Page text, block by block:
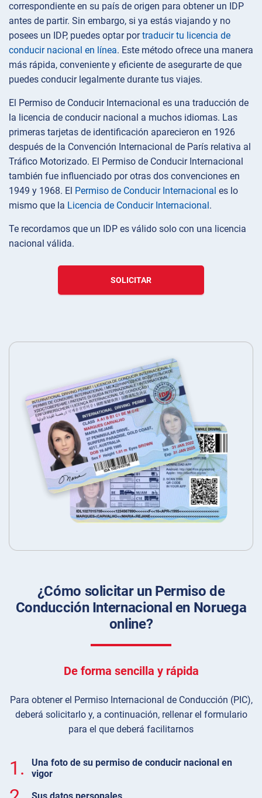
correspondiente en su país de origen para obtener un IDP
antes de partir. Sin embargo, si ya estás viajando y no
posees un IDP, puedes optar portraducir tu licencia de
conducir nacional en línea. Este método ofrece una manera
más rápida, conveniente y eficiente de asegurarte de que
puedes conducir legalmente durante tus viajes.
El Permiso de Conducir Internacional es una traducción de
la licencia de conducir nacional a muchos idiomas. Las
primeras tarjetas de identificación aparecieron en 1926
después de la Convención Internacional de París relativa al
Tráfico Motorizado. El Permiso de Conducir Internacional
también fue influenciado por otras dos convenciones en
1949 y 1968. El Permiso de Conducir Internacional es lo
mismo que la Licencia de Conducir Internacional .
Te recordamos que un IDP es válido solo con una licencia
nacional válida.
SOLICITAR
¿Cómo solicitar un Permiso de
Conducción Internacional en Noruega
online?
De forma sencilla y rápida
Para obtener el Permiso Internacional de Conducción (PIC),
deberá solicitarlo y, a continuación, rellenar el formulario
para el que deberá facilitarnos
1.
Una foto de su permiso de conducir nacional en
vigor